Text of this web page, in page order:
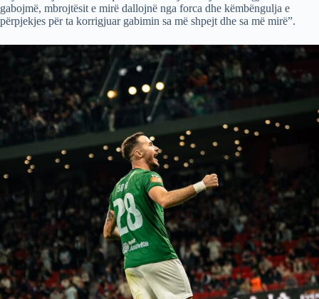
gabojmë, mbrojtësit e mirë dallojnë nga forca dhe këmbëngulja e
përpjekjes për ta korrigjuar gabimin sa më shpejt dhe sa më mirë”.